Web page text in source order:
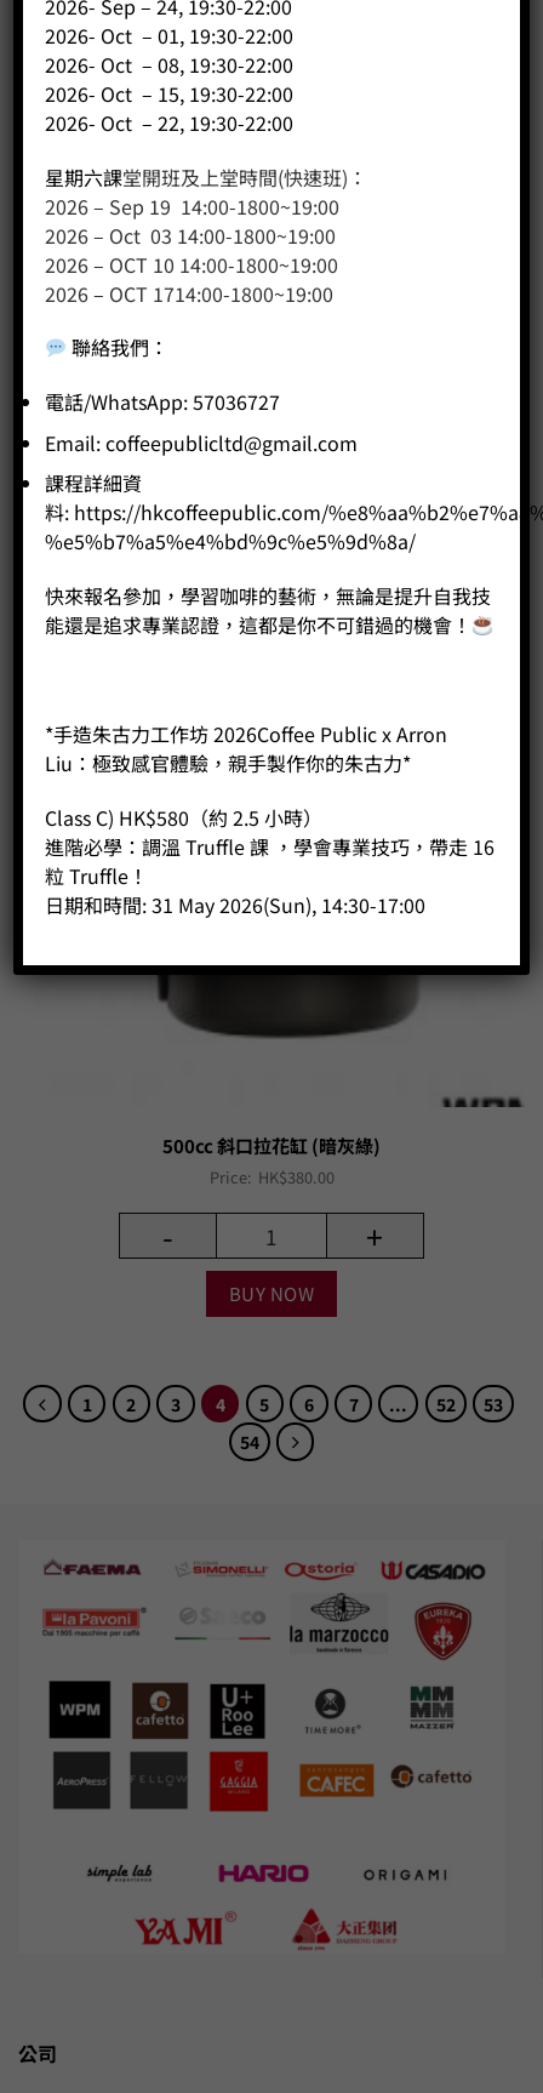
Price: HK$
-
BUY NOW
500cc 斜口拉花缸 (暗灰綠)
Price: HK$380.00
- +
BUY NOW
1 2 3 4 5 6 7 ... 52
53
54
公司
2026- Oct – 01, 19:30-22:00
2026- Oct – 08, 19:30-22:00
2026- Oct – 15, 19:30-22:00
2026- Oct – 22, 19:30-22:00
星期六課堂開班及上堂時間(快速班)：
2026 – Sep 19 14:00-1800~19:00
2026 – Oct 03 14:00-1800~19:00
2026 – OCT 10 14:00-1800~19:00
2026 – OCT 1714:00-1800~19:00
聯絡我們 ：
電話/WhatsApp: 57036727
Email:coffeepublicltd@gmail.com
課程詳細資
料: https://hkcoffeepublic.com/
%e5%b7%a5%e4%bd%9c%e5%9d%8a/
快來報名參加，學習咖啡的藝術，無論是提升自我技
能還是追求專業認證，這都是你不可錯過的機會！
*手造朱古力工作坊 2026Coffee Public x Arron
Liu：極致感官體驗，親手製作你的朱古力*
Class C) HK$580（約 2.5 小時）
進階必學：調溫 Truffle 課 ，學會專業技巧，帶走 16
粒 Truffle！
日期和時間: 31 May 2026(Sun), 14:30-17:00